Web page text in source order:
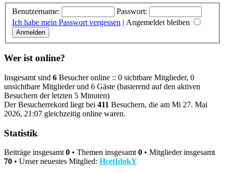
Benutzername:
Passwort:
Ich habe mein Passwort vergessen | Angemeldet bleiben
Wer ist online?
Insgesamt sind 6 Besucher online :: 0 sichtbare Mitglieder, 0
unsichtbare Mitglieder und 6 Gäste (basierend auf den aktiven
Besuchern der letzten 5 Minuten)
Der Besucherrekord liegt bei 411 Besuchern, die am Mi 27. Mai
2026, 21:07 gleichzeitig online waren.
Statistik
Beiträge insgesamt 0 • Themen insgesamt 0 • Mitglieder insgesamt
70 • Unser neuestes Mitglied: HcetIdokY